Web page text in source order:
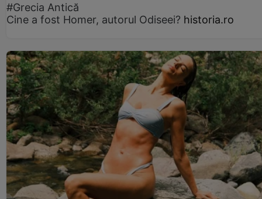
#Grecia Antică
Cine a fost Homer, autorul Odiseei? historia.ro